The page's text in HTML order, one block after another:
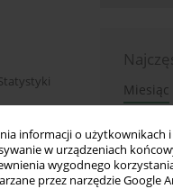
informacji o użytkownikach i
w urządzeniach
wygodnego
przez narzędzie Google
Miesiąc
a